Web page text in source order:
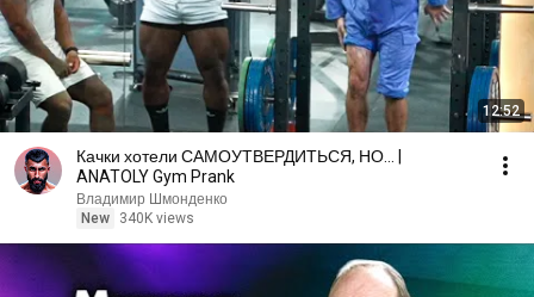
12:52
Качки хотели САМОУТВЕРДИТЬСЯ, НО... |
ANATOLY Gym Prank
Владимир Шмонденко
New
340K views